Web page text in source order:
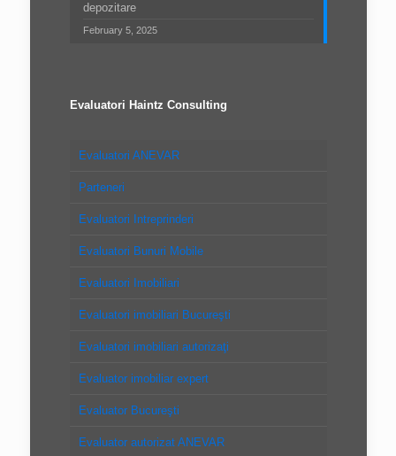
depozitare
February 5, 2025
Evaluatori Haintz Consulting
Evaluatori ANEVAR
Parteneri
Evaluatori Intreprinderi
Evaluatori Bunuri Mobile
Evaluatori Imobiliari
Evaluatori imobiliari Bucureşti
Evaluatori imobiliari autorizaţi
Evaluator imobiliar expert
Evaluator Bucureşti
Evaluator autorizat ANEVAR